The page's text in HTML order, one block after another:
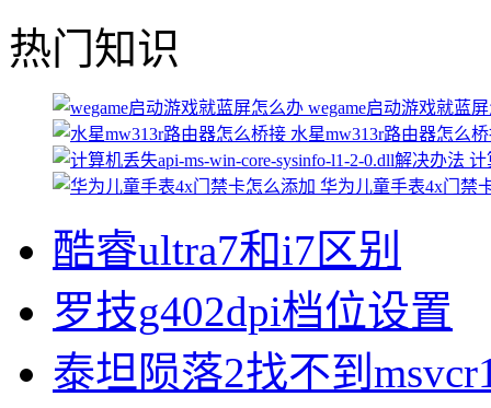
热门知识
wegame启动游戏就蓝
水星mw313r路由器怎么
计
华为儿童手表4x门禁
酷睿ultra7和i7区别
罗技g402dpi档位设置
泰坦陨落2找不到